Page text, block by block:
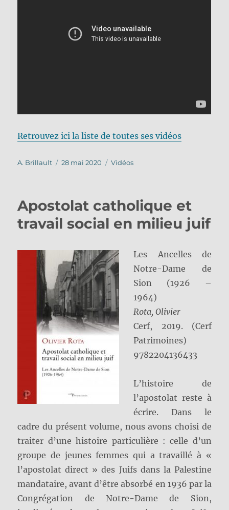
Retrouvez ici la liste de toutes ses vidéos
Auteur
A. Brillault
Publié
28 mai 2020 Catégories
Vidéos
Apostolat catholique et
travail social en milieu juif
Les Ancelles de
Notre-Dame de
Sion (1926 –
1964)
Rota, Olivier
Cerf, 2019. (Cerf
Patrimoines)
9782204136433
L’histoire de
l’apostolat reste à
écrire. Dans le
cadre du présent volume, nous avons choisi de
traiter d’une histoire particulière : celle d’un
groupe de jeunes femmes qui a travaillé à «
l’apostolat direct » des Juifs dans la Palestine
mandataire, avant d’être absorbé en 1936 par la
Congrégation de Notre-Dame de Sion,